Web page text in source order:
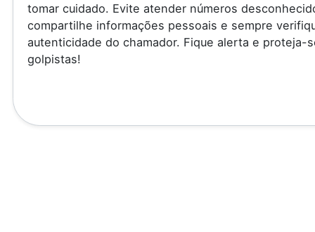
tomar cuidado. Evite atender números
compartilhe informações pessoais e sempre
autenticidade do chamador. Fique alerta e proteja-
golpistas!